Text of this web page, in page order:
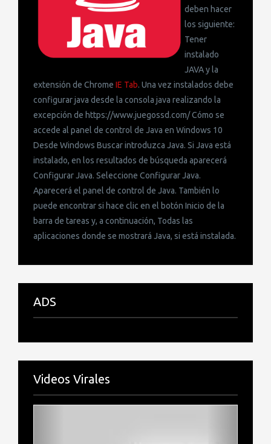
deben hacer
los siguiente:
Tener
instalado
JAVA y la
extensión de Chrome IE Tab. Una vez instalados debe
configurar java desde la consola java realizando la
excepción de https://www.juegossd.com/ Cómo se
accede al panel de control de Java en Windows 10
Desde Windows Buscar introduzca Java. Si Java está
instalado, en los resultados de búsqueda aparecerá
Configurar Java. Seleccione Configurar Java.
Aparecerá el panel de control de Java. También lo
puede encontrar si hace clic en el botón Inicio de la
barra de tareas y, a continuación, Todas las
aplicaciones donde se mostrará Java, si está instalada.
ADS
Videos Virales